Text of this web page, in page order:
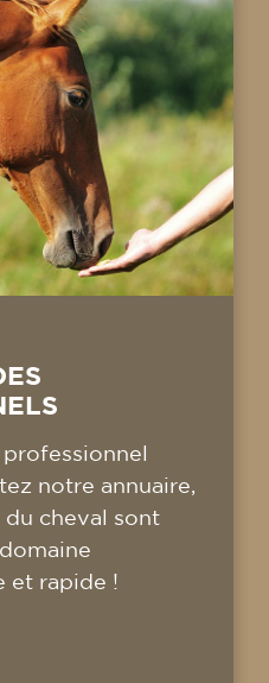
notre annuaire,
cheval sont
et rapide !